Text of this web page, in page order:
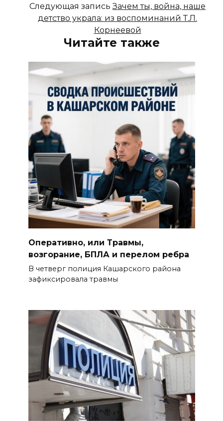
Следующая записьЗачем ты, война, наше
детство украла: из воспоминаний Т.Л.
Корнеевой
Читайте также
Оперативно, или Травмы,
возгорание, БПЛА и перелом ребра
В четверг полиция Кашарского района
зафиксировала травмы